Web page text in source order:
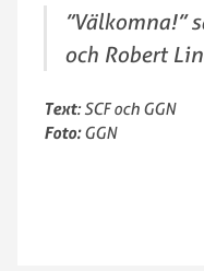
”Välkomna!”
och Robert
Text: SCF och GGN
Foto:GGN